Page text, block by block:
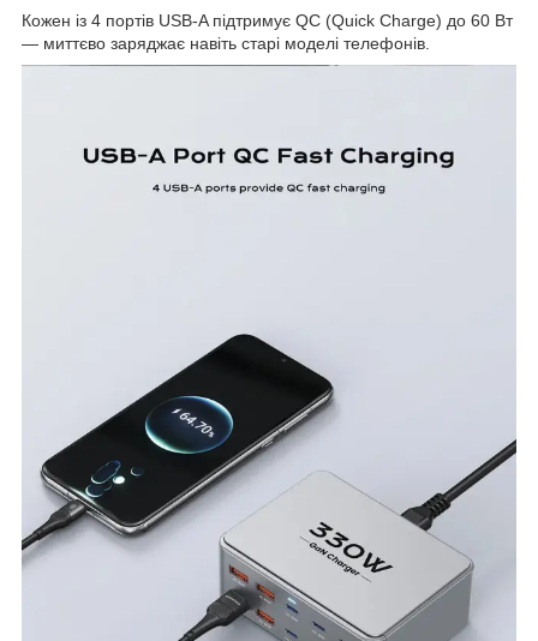
Кожен із 4 портів USB-A підтримує QC (Quick Charge) до 60 Вт
— миттєво заряджає навіть старі моделі телефонів.